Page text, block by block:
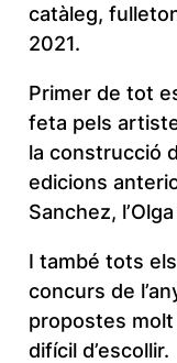
catàleg,
2021.
Primer de tot
feta pels
la construcció
edicions
Sanchez,
I també tots
concurs de
propostes
difícil d’escollir.